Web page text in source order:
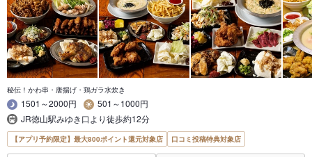
秘伝！かわ串・唐揚げ・鶏ガラ水炊き
1501～2000円
501～1000円
JR徳山駅みゆき口より徒歩約12分
【アプリ予約限定】最大800ポイント還元対象店 口コミ投稿特典対象店